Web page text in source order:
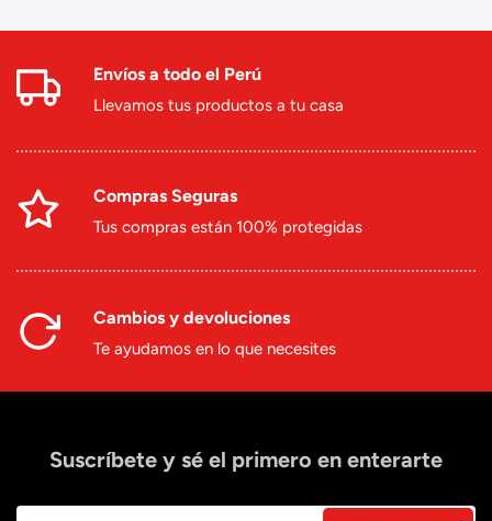
Envíos a todo el Perú
Llevamos tus productos a tu casa
Compras Seguras
Tus compras están 100% protegidas
Cambios y devoluciones
Te ayudamos en lo que necesites
Suscríbete y sé el primero en enterarte